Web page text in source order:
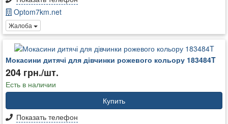
Optom7km.net
Жалоба
Мокасини дитячі для дівчинки рожевого кольору 183484T
204 грн./шт.
Есть в наличии
Купить
Показать телефон